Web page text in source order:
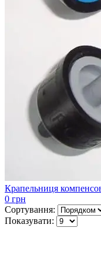
Крапельниця
0 грн
Сортування:
Показувати: